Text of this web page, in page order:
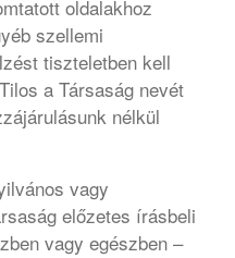
oldalakhoz
szellemi
tiszteletben kell
a Társaság nevét
nélkül
vagy
előzetes írásbeli
vagy egészben –